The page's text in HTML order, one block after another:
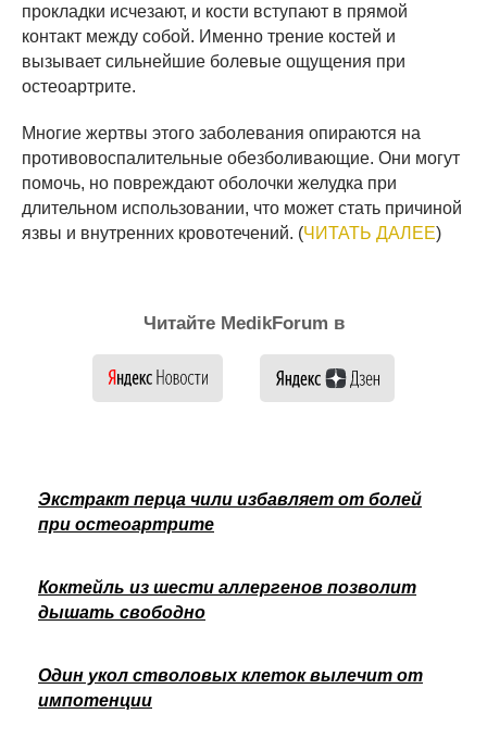
прокладки исчезают, и кости вступают в прямой
контакт между собой. Именно трение костей и
вызывает сильнейшие болевые ощущения при
остеоартрите.
Многие жертвы этого заболевания опираются на
противовоспалительные обезболивающие. Они могут
помочь, но повреждают оболочки желудка при
длительном использовании, что может стать причиной
язвы и внутренних кровотечений. (ЧИТАТЬ ДАЛЕЕ)
Читайте MedikForum в
Экстракт перца чили избавляет от болей
при остеоартрите
Коктейль из шести аллергенов позволит
дышать свободно
Один укол стволовых клеток вылечит от
импотенции